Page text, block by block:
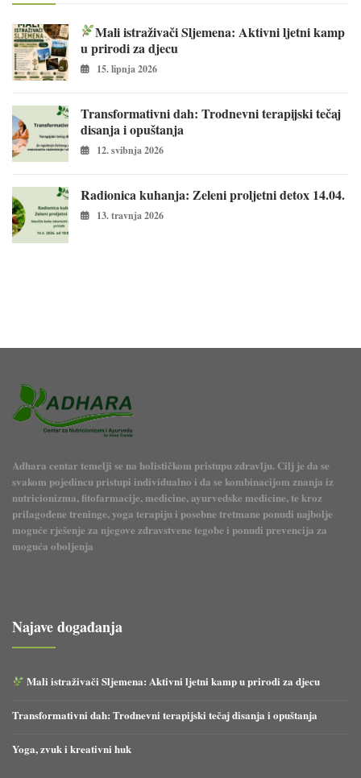
Mali istraživači Sljemena: Aktivni ljetni kamp
u prirodi za djecu
15. lipnja 2026
Transformativni dah: Trodnevni terapijski tečaj
disanja i opuštanja
12. svibnja 2026
Radionica kuhanja: Zeleni proljetni detox 14.04.
13. travnja 2026
Adhara centar temelji se na holističkom pristupu zdravlju. Cilj je da se
svakom pojedincu pristupi individualno i da se kombinacijom znanja iz
nutricionizma, fitofarmacije, medicine, ayurvedske medicine, te kroz
prilagođene treninge, yoga terapiju i posebne tretmane ponudi najbolje
moguće rješenje za njegove zdravstvene tegobe i ponudi prevencija za
moguća oboljenja
Najave događanja
Mali istraživači Sljemena: Aktivni ljetni kamp u prirodi za djecu
Transformativni dah: Trodnevni terapijski tečaj disanja i opuštanja
Yoga, zvuk i kreativni huk